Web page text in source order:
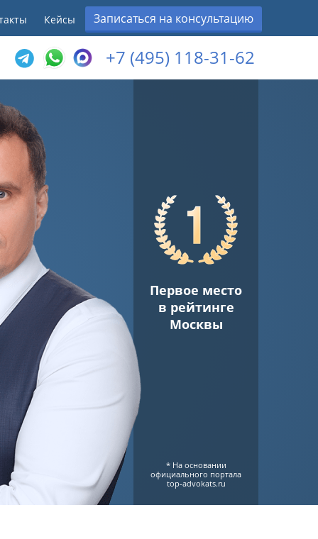
Кейсы Записаться на консультацию
+7 (495) 118-31-62
Первое место
в рейтинге
Москвы
* На основании
официального портала
top-advokats.ru